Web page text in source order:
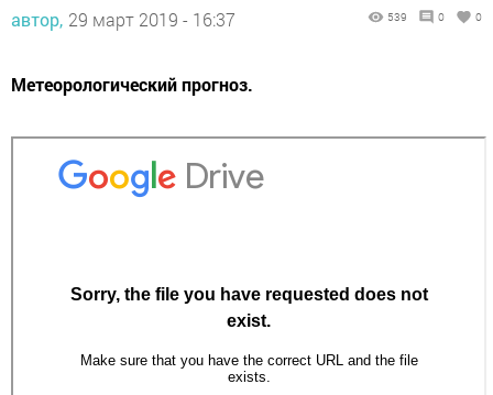
автор, 29 март 2019 - 16:37 539 0 0
Метеорологический прогноз.